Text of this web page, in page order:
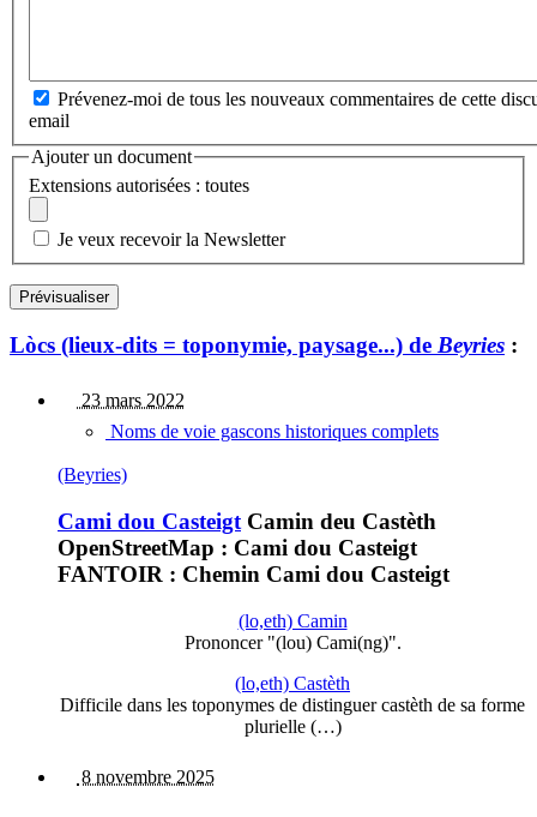
Prévenez-moi de tous les nouveaux commentaires de cette
email
Ajouter un document
Extensions autorisées : toutes
Je veux recevoir la Newsletter
Lòcs (lieux-dits = toponymie, paysage...) de Beyries :
23 mars 2022
Noms de voie gascons historiques complets
(Beyries)
Cami dou Casteigt Camin deu Castèth
OpenStreetMap : Cami dou Casteigt
FANTOIR : Chemin Cami dou Casteigt
(lo,eth) Camin
Prononcer "(lou) Cami(ng)".
(lo,eth) Castèth
Difficile dans les toponymes de distinguer castèth de sa forme
plurielle (…)
8 novembre 2025